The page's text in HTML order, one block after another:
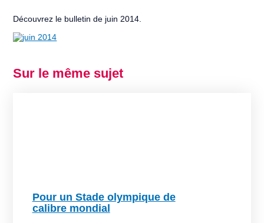
Découvrez le bulletin de juin 2014.
Sur le même sujet
Pour un Stade olympique de
calibre mondial